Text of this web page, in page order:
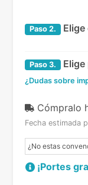
Paso 2.
Paso 3.
¿Dudas sobre
Cómpralo
Fecha estimada
¿No estas
¡Portes